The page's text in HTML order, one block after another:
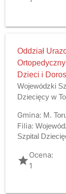
Oddział
Dzieci i
Wojewódzki
Dziecięcy w
Gmina: M.
Filia:
Szpital
gradeOcena:
1